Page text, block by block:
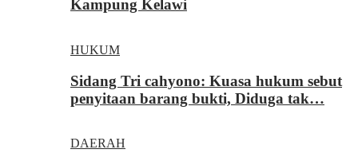
Kampung Kelawi
HUKUM
Sidang Tri cahyono: Kuasa hukum sebut
penyitaan barang bukti, Diduga tak…
DAERAH